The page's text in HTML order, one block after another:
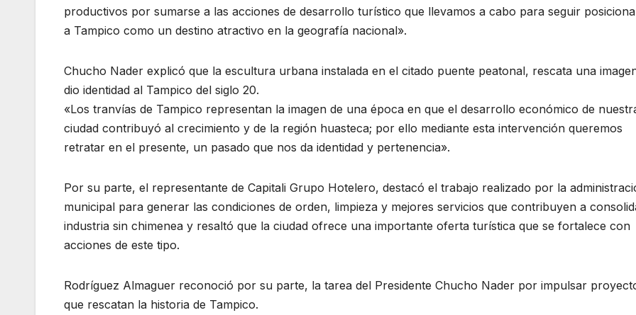
productivos por sumarse a las acciones de desarrollo turístico que llevamos a cabo para seguir
a Tampico como un destino atractivo en la geografía nacional».
Chucho Nader explicó que la escultura urbana instalada en el citado puente peatonal, rescata una
dio identidad al Tampico del siglo 20.
«Los tranvías de Tampico representan la imagen de una época en que el desarrollo económico de
ciudad contribuyó al crecimiento y de la región huasteca; por ello mediante esta intervención queremos
retratar en el presente, un pasado que nos da identidad y pertenencia».
Por su parte, el representante de Capitali Grupo Hotelero, destacó el trabajo realizado por la
municipal para generar las condiciones de orden, limpieza y mejores servicios que contribuyen a
industria sin chimenea y resaltó que la ciudad ofrece una importante oferta turística que se fortalece con
acciones de este tipo.
Rodríguez Almaguer reconoció por su parte, la tarea del Presidente Chucho Nader por impulsar
que rescatan la historia de Tampico.